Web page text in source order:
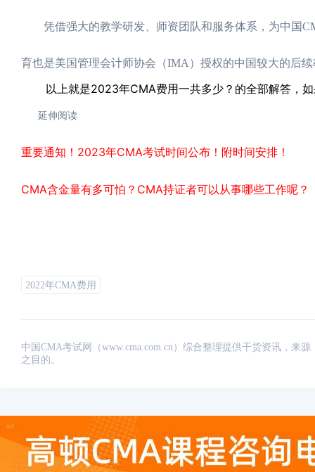
凭借强大的教学研发、师资团队和服务体系，为中国
育也是美国管理会计师协会（IMA）授权的中国较大的后
以上就是2023年CMA费用一共多少？的全部解答，如
延伸阅读
重要通知！2023年CMA考试时间公布！附时间安排！
CMA含金量有多可怕？CMA持证者可以从事哪些工作呢？
2022年CMA费用
中国CMA考试网（www.cma.com.cn）综合整理提供干货资讯，来
之目的。